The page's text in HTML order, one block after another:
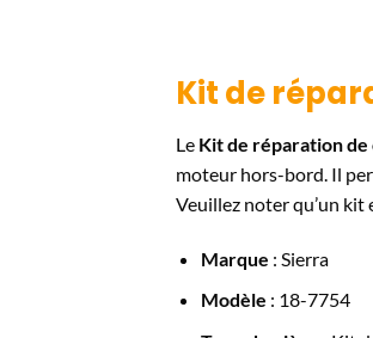
Kit de
Le Kit de réparation
moteur hors-bord. Il
Veuillez noter qu’un kit
Marque : Sierra
Modèle : 18-7754